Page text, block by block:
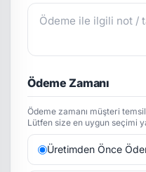
Ödeme Zamanı
Ödeme zamanı müşteri
Lütfen size en uygun seçimi
Üretimden Önce